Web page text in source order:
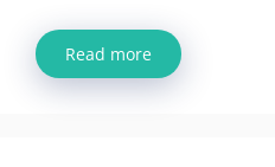
Read more